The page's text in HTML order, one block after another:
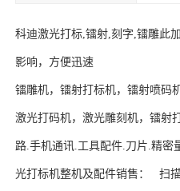
科迪激光打标,镭射,刻字,镭雕此
影响，方便迅速
镭雕机，镭射打标机，镭射喷码
激光打码机，激光雕刻机，镭射
路.手机通讯.工具配件.刀片.精密
光打标机整机及配件销售：